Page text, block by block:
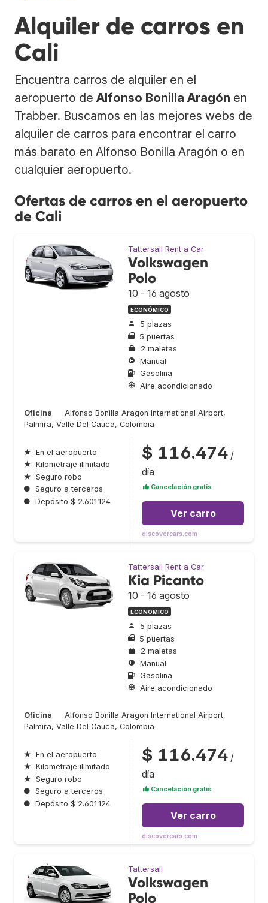
Alquiler de carros en
Cali
Encuentra carros de alquiler en el
aeropuerto de Alfonso Bonilla Aragón en
Trabber. Buscamos en las mejores webs de
alquiler de carros para encontrar el carro
más barato en Alfonso Bonilla Aragón o en
cualquier aeropuerto.
Ofertas de carros en el aeropuerto
de Cali
Tattersall Rent a Car
Volkswagen
Polo
10 - 16 agosto
ECONÓMICO
5 plazas
5 puertas
2 maletas
Manual
Gasolina
Aire acondicionado
Oficina
Alfonso Bonilla Aragon International Airport,
Palmira, Valle Del Cauca, Colombia
★ En el aeropuerto
★ Kilometraje ilimitado
★ Seguro robo
● Seguro a terceros
● Depósito $ 2.601.124
$ 116.474 /
día
Cancelación gratis
Ver carro
discovercars.com
Tattersall Rent a Car
Kia Picanto
10 - 16 agosto
ECONÓMICO
5 plazas
5 puertas
2 maletas
Manual
Gasolina
Aire acondicionado
Oficina
Alfonso Bonilla Aragon International Airport,
Palmira, Valle Del Cauca, Colombia
★ En el aeropuerto
★ Kilometraje ilimitado
★ Seguro robo
● Seguro a terceros
● Depósito $ 2.601.124
$ 116.474 /
día
Cancelación gratis
Ver carro
discovercars.com
Tattersall
Volkswagen
Polo